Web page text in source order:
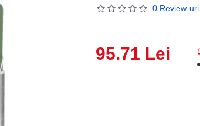
0 Review-uri.
95.71 Lei